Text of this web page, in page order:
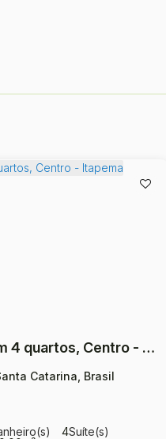
Apartamento com 4 quartos, Centro - Itapema
Catarina, Brasil
4Suíte(s)